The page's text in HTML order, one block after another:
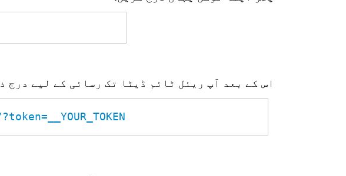
اس کے بعد آپ ریئل ٹائم ڈیٹا تک رسائی کے لیے درج